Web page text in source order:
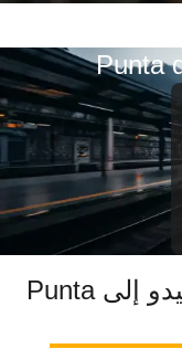
المسارات الشائعة من مونتيفيدو إلى Punta